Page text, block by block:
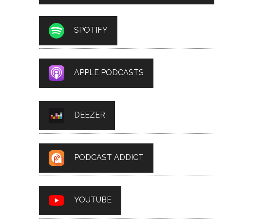
SPOTIFY
APPLE PODCASTS
DEEZER
PODCAST ADDICT
YOUTUBE